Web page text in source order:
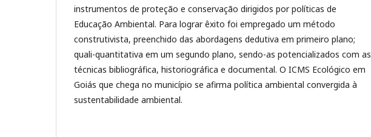
instrumentos de proteção e conservação dirigidos por políticas de
Educação Ambiental. Para lograr êxito foi empregado um método
construtivista, preenchido das abordagens dedutiva em primeiro plano;
quali-quantitativa em um segundo plano, sendo-as potencializados com as
técnicas bibliográfica, historiográfica e documental. O ICMS Ecológico em
Goiás que chega no município se afirma política ambiental convergida à
sustentabilidade ambiental.